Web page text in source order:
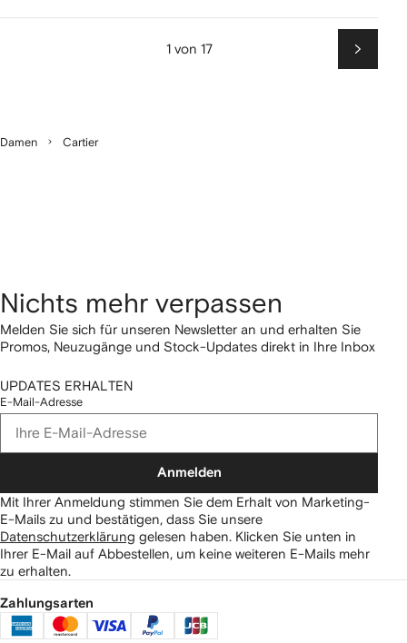
1 von 17
Weiter
Damen Cartier
Nichts mehr verpassen
Melden Sie sich für unseren Newsletter an und erhalten Sie
Promos, Neuzugänge und Stock-Updates direkt in Ihre Inbox
UPDATES ERHALTEN
E-Mail-Adresse
Anmelden
Mit Ihrer Anmeldung stimmen Sie dem Erhalt von Marketing-
E-Mails zu und bestätigen, dass Sie unsere
Datenschutzerklärung gelesen haben. Klicken Sie unten in
Ihrer E-Mail auf Abbestellen, um keine weiteren E-Mails mehr
zu erhalten.
Zahlungsarten